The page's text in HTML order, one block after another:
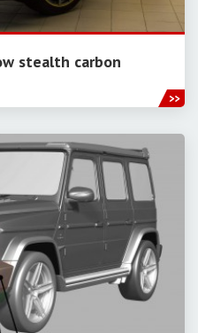
stealth carbon